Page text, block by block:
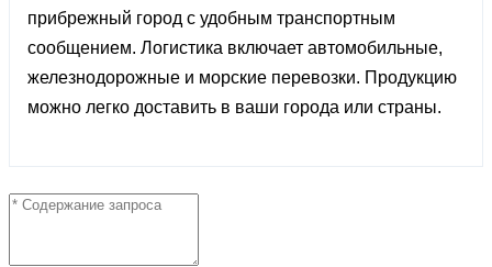
прибрежный город с удобным транспортным
сообщением. Логистика включает автомобильные,
железнодорожные и морские перевозки. Продукцию
можно легко доставить в ваши города или страны.